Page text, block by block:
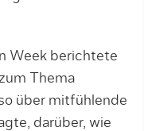
Week berichtete
Thema
über mitfühlende
darüber, wie